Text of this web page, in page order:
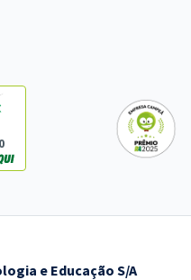
e Educação S/A